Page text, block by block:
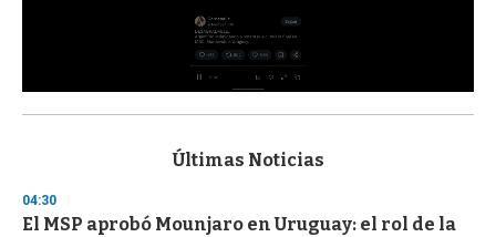
s
d
s
Últimas Noticias
04:30
El MSP aprobó Mounjaro en Uruguay: el rol de la